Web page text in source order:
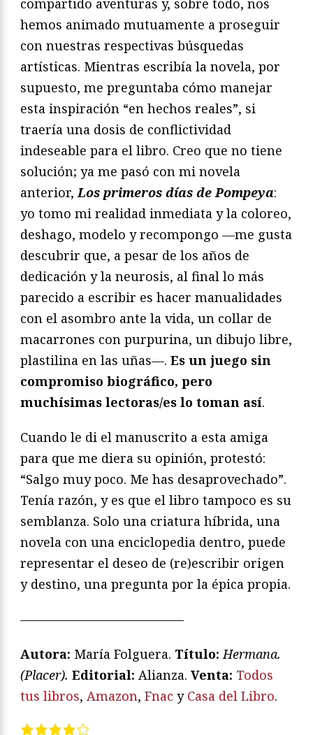
compartido aventuras y, sobre todo, nos
hemos animado mutuamente a proseguir
con nuestras respectivas búsquedas
artísticas. Mientras escribía la novela, por
supuesto, me preguntaba cómo manejar
esta inspiración “en hechos reales”, si
traería una dosis de conflictividad
indeseable para el libro. Creo que no tiene
solución; ya me pasó con mi novela
anterior,Los primeros días de Pompeya:
yo tomo mi realidad inmediata y la coloreo,
deshago, modelo y recompongo —me gusta
descubrir que, a pesar de los años de
dedicación y la neurosis, al final lo más
parecido a escribir es hacer manualidades
con el asombro ante la vida, un collar de
macarrones con purpurina, un dibujo libre,
plastilina en las uñas—. Es un juego sin
compromiso biográfico, pero
muchísimas lectoras/es lo toman así.
Cuando le di el manuscrito a esta amiga
para que me diera su opinión, protestó:
“Salgo muy poco. Me has desaprovechado”.
Tenía razón, y es que el libro tampoco es su
semblanza. Solo una criatura híbrida, una
novela con una enciclopedia dentro, puede
representar el deseo de (re)escribir origen
y destino, una pregunta por la épica propia.
—————————————
Autora: María Folguera. Título: Hermana.
(Placer). Editorial: Alianza. Venta: Todos
tus libros, Amazon, Fnac y Casa del Libro.